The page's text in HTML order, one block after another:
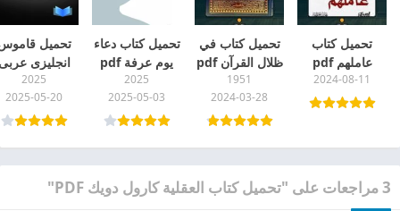
تحميل كتاب
عاملهم pdf
بجودة عالية
للكاتب محمد
2024-08-11
تحميل كتاب في
ظلال القرآن pdf
جودة عالية
1951
2024-03-28
تحميل كتاب دعاء
يوم عرفة pdf
2025
2025-05-03
تحميل
انجليزى
اكثر من
كلمة pdf
2025
2025-05-20
3 مراجعات على "تحميل كتاب العقلية كارول دويك PDF"